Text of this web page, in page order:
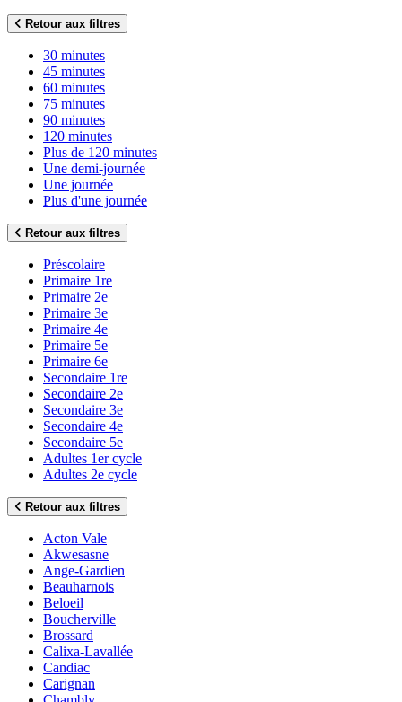
Retour aux filtres
30 minutes
45 minutes
60 minutes
75 minutes
90 minutes
120 minutes
Plus de 120 minutes
Une demi-journée
Une journée
Plus d'une journée
Retour aux filtres
Préscolaire
Primaire 1re
Primaire 2e
Primaire 3e
Primaire 4e
Primaire 5e
Primaire 6e
Secondaire 1re
Secondaire 2e
Secondaire 3e
Secondaire 4e
Secondaire 5e
Adultes 1er cycle
Adultes 2e cycle
Retour aux filtres
Acton Vale
Akwesasne
Ange-Gardien
Beauharnois
Beloeil
Boucherville
Brossard
Calixa-Lavallée
Candiac
Carignan